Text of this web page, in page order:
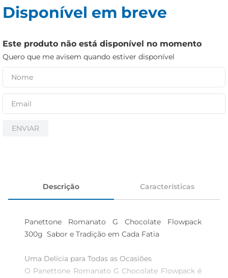
Disponível em breve
Este produto não está disponível no momento
Quero que me avisem quando estiver disponível
ENVIAR
Descrição Características
Panettone Romanato G Chocolate Flowpack
300g  Sabor e Tradição em Cada Fatia
Uma Delícia para Todas as Ocasiões
O Panettone Romanato G Chocolate Flowpack é
biscoito
iogurte
papel higiênico